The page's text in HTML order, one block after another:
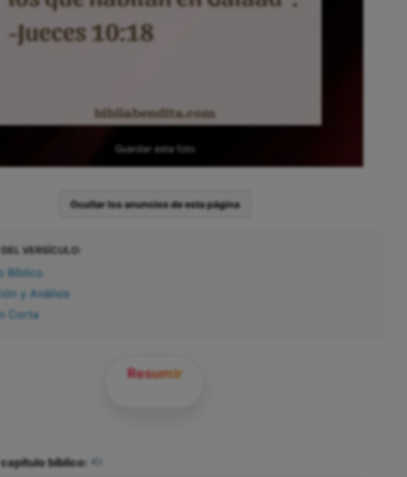
Guardar esta foto
Ocultar los anuncios de esta página
VERSÍCULO:
Bíblico
y Análisis
Corta
Resumir
bíblico: